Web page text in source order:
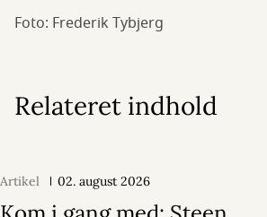
Foto: Frederik Tybjerg
Relateret indhold
Artikel 02. august 2026